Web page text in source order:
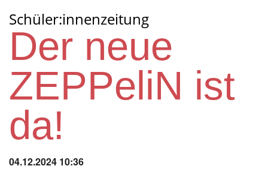
Förderverein
Instagram
Schüler:innenzeitung
Der neue
ZEPPeliN ist
da!
04.12.2024 10:36